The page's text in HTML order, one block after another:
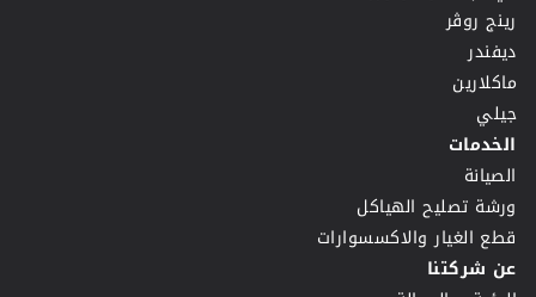
رينج روڤر
ديفندر
ماكلارين
جيلي
الخدمات
الصيانة
ورشة تصليح الهياكل
قطع الغيار والاكسسوارات
عن شركتنا